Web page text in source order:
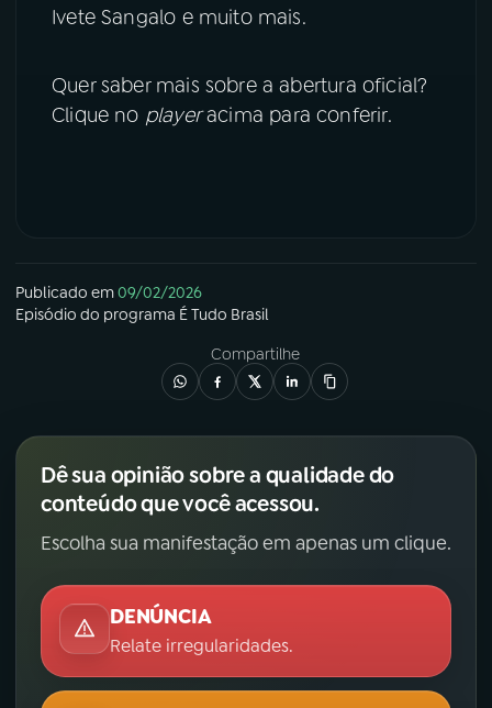
YouTube Facebook
Instagram
TikTok
Ivete Sangalo e muito mais.
Quer saber mais sobre a abertura oficial?
Clique no playeracima para conferir.
Publicado em09/02/2026
Episódio do programa É Tudo Brasil
Compartilhe
Dê sua opinião sobre a qualidade do
conteúdo que você acessou.
Escolha sua manifestação em apenas um clique.
DENÚNCIA
Relate irregularidades.